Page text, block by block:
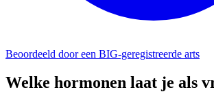
Beoordeeld door een BIG-geregistreerde arts
Welke hormonen laat je als